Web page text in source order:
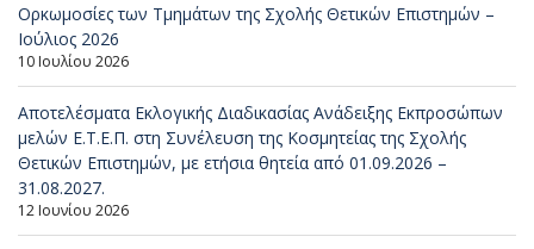
Ορκωμοσίες των Τμημάτων της Σχολής Θετικών Επιστημών –
Ιούλιος 2026
10 Ιουλίου 2026
Αποτελέσματα Εκλογικής Διαδικασίας Ανάδειξης Εκπροσώπων
μελών Ε.Τ.Ε.Π. στη Συνέλευση της Κοσμητείας της Σχολής
Θετικών Επιστημών, με ετήσια θητεία από 01.09.2026 –
31.08.2027.
12 Ιουνίου 2026